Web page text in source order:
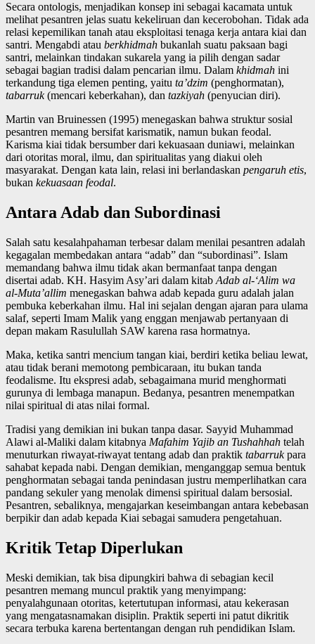
Secara ontologis, menjadikan konsep ini sebagai kacamata untuk
melihat pesantren jelas suatu kekeliruan dan kecerobohan. Tidak ada
relasi kepemilikan tanah atau eksploitasi tenaga kerja antara kiai dan
santri. Mengabdi atau berkhidmah bukanlah suatu paksaan bagi
santri, melainkan tindakan sukarela yang ia pilih dengan sadar
sebagai bagian tradisi dalam pencarian ilmu. Dalam khidmah ini
terkandung tiga elemen penting, yaitu ta’dzim (penghormatan),
tabarruk(mencari keberkahan), dan tazkiyah (penyucian diri).
Martin van Bruinessen (1995) menegaskan bahwa struktur sosial
pesantren memang bersifat karismatik, namun bukan feodal.
Karisma kiai tidak bersumber dari kekuasaan duniawi, melainkan
dari otoritas moral, ilmu, dan spiritualitas yang diakui oleh
masyarakat. Dengan kata lain, relasi ini berlandaskan pengaruh etis,
bukan kekuasaan feodal.
Antara Adab dan Subordinasi
Salah satu kesalahpahaman terbesar dalam menilai pesantren adalah
kegagalan membedakan antara “adab” dan “subordinasi”. Islam
memandang bahwa ilmu tidak akan bermanfaat tanpa dengan
disertai adab. KH. Hasyim Asy’ari dalam kitab Adab al-‘Alim wa
al-Muta’allim menegaskan bahwa adab kepada guru adalah jalan
pembuka keberkahan ilmu. Hal ini sejalan dengan ajaran para ulama
salaf, seperti Imam Malik yang enggan menjawab pertanyaan di
depan makam Rasulullah SAW karena rasa hormatnya.
Maka, ketika santri mencium tangan kiai, berdiri ketika beliau lewat,
atau tidak berani memotong pembicaraan, itu bukan tanda
feodalisme. Itu ekspresi adab, sebagaimana murid menghormati
gurunya di lembaga manapun. Bedanya, pesantren menempatkan
nilai spiritual di atas nilai formal.
Tradisi yang demikian ini bukan tanpa dasar. Sayyid Muhammad
Alawi al-Maliki dalam kitabnya Mafahim Yajib an Tushahhah telah
menuturkan riwayat-riwayat tentang adab dan praktik tabarrukpara
sahabat kepada nabi. Dengan demikian, menganggap semua bentuk
penghormatan sebagai tanda penindasan justru memperlihatkan cara
pandang sekuler yang menolak dimensi spiritual dalam bersosial.
Pesantren, sebaliknya, mengajarkan keseimbangan antara kebebasan
berpikir dan adab kepada Kiai sebagai samudera pengetahuan.
Kritik Tetap Diperlukan
Meski demikian, tak bisa dipungkiri bahwa di sebagian kecil
pesantren memang muncul praktik yang menyimpang:
penyalahgunaan otoritas, ketertutupan informasi, atau kekerasan
yang mengatasnamakan disiplin. Praktik seperti ini patut dikritik
secara terbuka karena bertentangan dengan ruh pendidikan Islam.